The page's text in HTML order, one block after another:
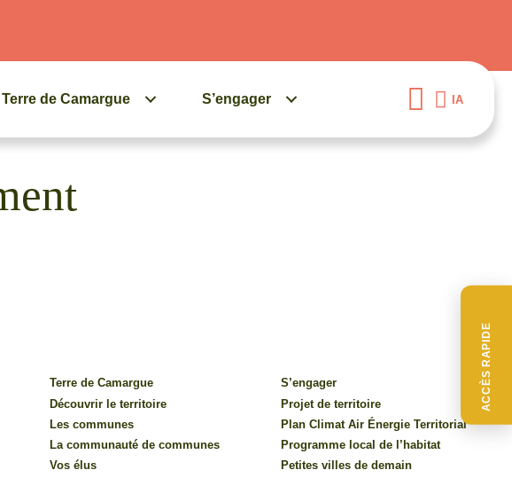
ACCÈS RAPIDE
Terre de Camargue S’engager IA
Terre de Camargue
Découvrir le territoire
Les communes
La communauté de communes
Vos élus
S’engager
Projet de territoire
Plan Climat Air Énergie Territorial
Programme local de l’habitat
Petites villes de demain